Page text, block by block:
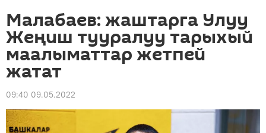
Малабаев: жаштарга Улуу
Жеңиш тууралуу тарыхый
маалыматтар жетпей
жатат
09:40 09.05.2022